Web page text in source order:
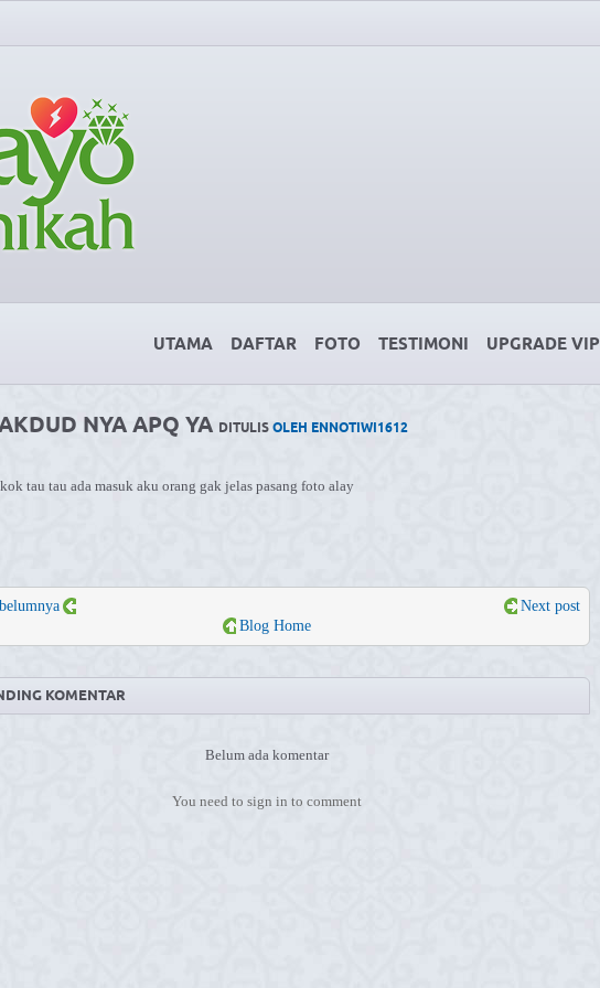
UTAMA DAFTAR FOTO TESTIMONI UPGRADE VIP
NYA APQ YA DITULISOLEH ENNOTIWI1612
tau tau ada masuk aku orang gak jelas pasang foto alay
Next post
Blog Home
KOMENTAR
Belum ada komentar
You need to sign in to comment